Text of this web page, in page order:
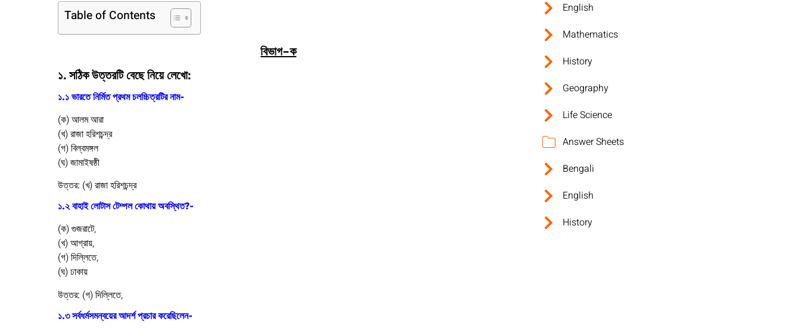
Table of Contents
বিভাগ-ক
১. সঠিক উত্তরটি বেছে নিয়ে লেখো:
১.১ ভারতে নির্মিত প্রথম চলচ্চিত্রটির নাম-
(ক) আলম আরা
(খ) রাজা হরিশচন্দ্র
(গ) বিল্বমঙ্গল
(ঘ) জামাইষষ্ঠী
উত্তর: (খ) রাজা হরিশচন্দ্র
১.২ বাহাই লোটাস টেম্পল কোথায় অবস্থিত?-
(ক) গুজরাটে,
(খ) আগ্রায়,
(গ) দিল্লিতে,
(ঘ) ঢাকায়
উত্তর: (গ) দিল্লিতে,
১.৩ সর্বধর্মসমন্বয়ের আদর্শ প্রচার করেছিলেন-
English
Mathematics
History
Geography
Life Science
Answer Sheets
Bengali
English
History